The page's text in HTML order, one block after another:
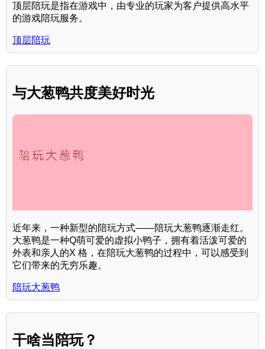
顶层陪玩是指在游戏中，由专业的玩家为客户提供高水平
的游戏陪玩服务。
顶层陪玩
与大葱鸭共度美好时光
近年来，一种新型的陪玩方式——陪玩大葱鸭逐渐走红。
大葱鸭是一种Q萌可爱的虚拟小鸭子，拥有着活泼可爱的
外表和亲人的X 格，在陪玩大葱鸭的过程中，可以感受到
它们带来的无穷乐趣。
陪玩大葱鸭
干啥当陪玩？